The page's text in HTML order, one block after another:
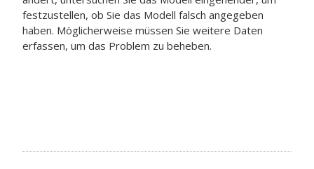
festzustellen, ob Sie das Modell falsch angegeben
haben. Möglicherweise müssen Sie weitere Daten
erfassen, um das Problem zu beheben.